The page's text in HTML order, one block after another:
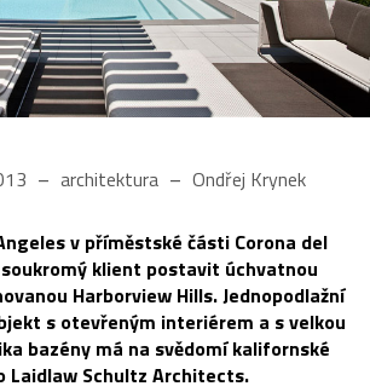
architektura Ondřej Krynek
v příměstské části Corona del
klient postavit úchvatnou
Harborview Hills. Jednopodlažní
s otevřeným interiérem a s velkou
bazény má na svědomí kalifornské
Laidlaw Schultz Architects.